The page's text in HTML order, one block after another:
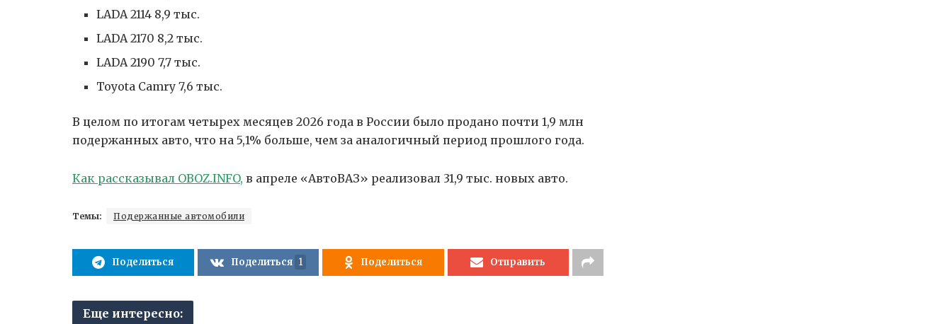
LADA 2114 8,9 тыс.
LADA 2170 8,2 тыс.
LADA 2190 7,7 тыс.
Toyota Camry 7,6 тыс.
В целом по итогам четырех месяцев 2026 года в России было продано почти 1,9 млн
подержанных авто, что на 5,1% больше, чем за аналогичный период прошлого года.
Как рассказывал OBOZ.INFO, в апреле «АвтоВАЗ» реализовал 31,9 тыс. новых авто.
Темы: Подержанные автомобили
Поделиться Поделиться 1 Поделиться Отправить
Еще интересно:
АВТОМОБИЛИ
автомобилей ROX